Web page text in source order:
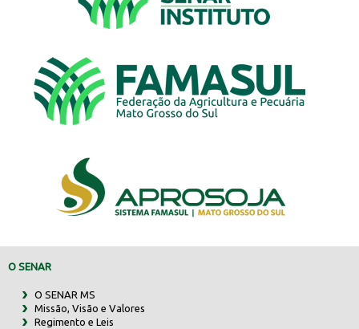
O SENAR
O SENAR MS
Missão, Visão e Valores
Regimento e Leis